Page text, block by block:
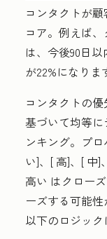
コンタクトが
コア。例えば
は、今後90日
が22%になりま
コンタクトの優
基づいて均等
ンキング。プ
い]、[ 高]、[ 中]
高い はクロー
ーズする可能
以下のロジック